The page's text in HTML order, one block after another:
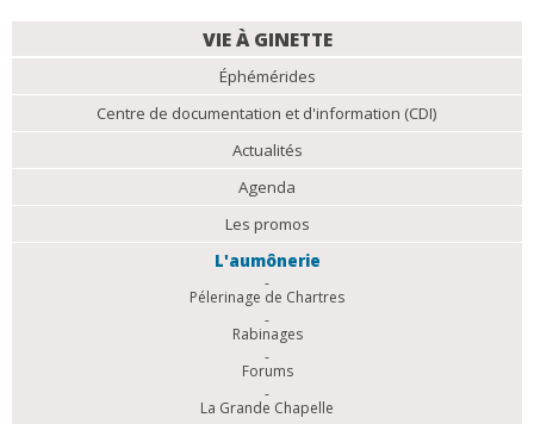
VIE À GINETTE
Éphémérides
Centre de documentation et d'information (CDI)
Actualités
Agenda
Les promos
L'aumônerie
Pélerinage de Chartres
Rabinages
Forums
La Grande Chapelle